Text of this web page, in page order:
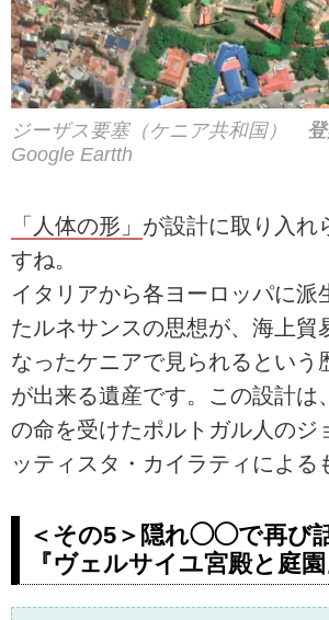
ジーザス要塞（ケニア共和国）
Google Eartth
「人体の形」 が設計に取り入れ
すね。
イタリアから各ヨーロッパに派
たルネサンスの思想が、海上貿
なったケニアで見られるという
が出来る遺産です。この設計は
の命を受けたポルトガル人のジ
ッティスタ・カイラティによる
＜その5＞隠れ◯◯で再び
『ヴェルサイユ宮殿と庭園